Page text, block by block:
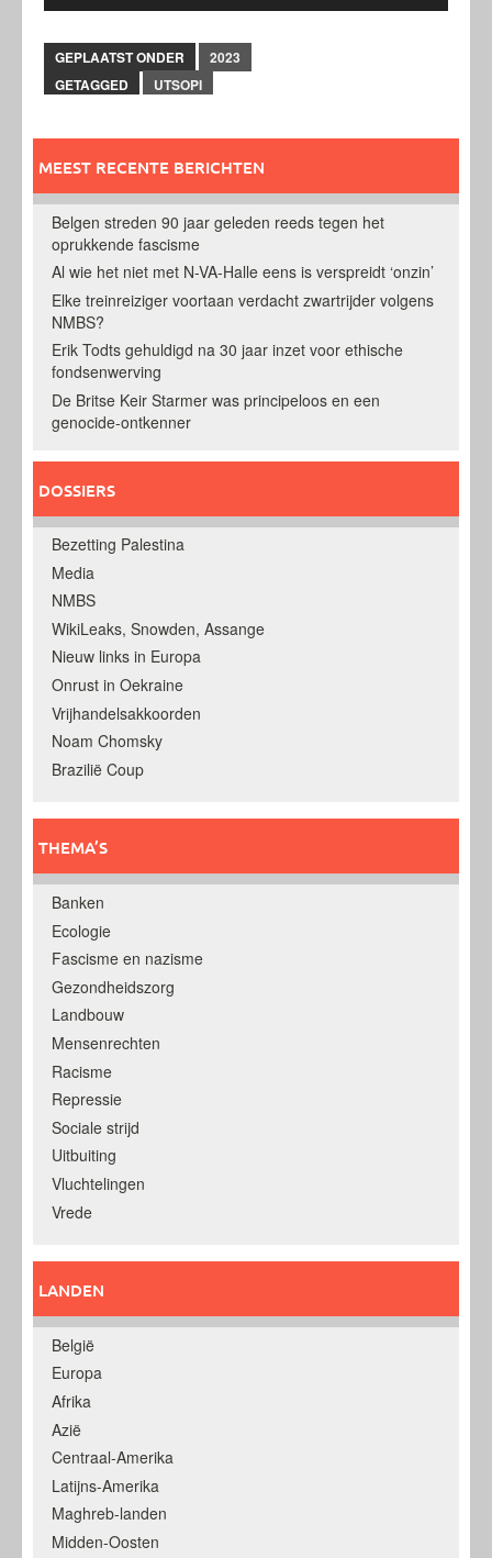
GEPLAATST ONDER
2023
GETAGGED
UTSOPI
MEEST RECENTE BERICHTEN
Belgen streden 90 jaar geleden reeds tegen het
oprukkende fascisme
Al wie het niet met N-VA-Halle eens is verspreidt ‘onzin’
Elke treinreiziger voortaan verdacht zwartrijder volgens
NMBS?
Erik Todts gehuldigd na 30 jaar inzet voor ethische
fondsenwerving
De Britse Keir Starmer was principeloos en een
genocide-ontkenner
DOSSIERS
Bezetting Palestina
Media
NMBS
WikiLeaks, Snowden, Assange
Nieuw links in Europa
Onrust in Oekraine
Vrijhandelsakkoorden
Noam Chomsky
Brazilië Coup
THEMA’S
Banken
Ecologie
Fascisme en nazisme
Gezondheidszorg
Landbouw
Mensenrechten
Racisme
Repressie
Sociale strijd
Uitbuiting
Vluchtelingen
Vrede
LANDEN
België
Europa
Afrika
Azië
Centraal-Amerika
Latijns-Amerika
Maghreb-landen
Midden-Oosten